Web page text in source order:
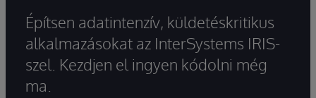
Építsen adatintenzív, küldetéskritikus
alkalmazásokat az InterSystems IRIS-
szel. Kezdjen el ingyen kódolni még
ma.